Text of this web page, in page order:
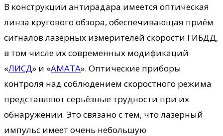
В конструкции антирадара имеется оптическая
линза кругового обзора, обеспечивающая приём
сигналов лазерных измерителей скорости ГИБДД,
в том числе их современных модификаций
«ЛИСД» и «АМАТА». Оптические приборы
контроля над соблюдением скоростного режима
представляют серьёзные трудности при их
обнаружении. Это связано с тем, что лазерный
импульс имеет очень небольшую